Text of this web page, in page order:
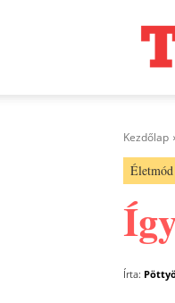
Kezdőlap
Életmód
Írta: